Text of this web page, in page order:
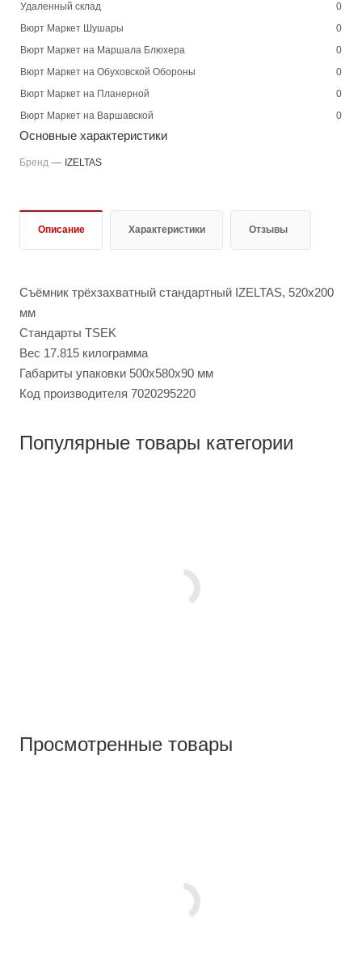
Удаленный склад
0
Вюрт Маркет Шушары
0
Вюрт Маркет на Маршала Блюхера
0
Вюрт Маркет на Обуховской Обороны
0
Вюрт Маркет на Планерной
0
Вюрт Маркет на Варшавской
0
Основные характеристики
Бренд — IZELTAS
Описание Характеристики Отзывы
Съёмник трёхзахватный стандартный IZELTAS, 520x200
мм
Стандарты TSEK
Вес 17.815 килограмма
Габариты упаковки 500x580x90 мм
Код производителя 7020295220
Популярные товары категории
Просмотренные товары